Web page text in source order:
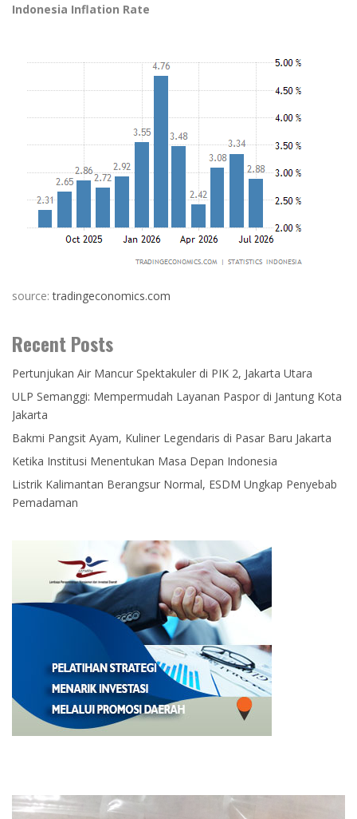
Indonesia Inflation Rate
source:tradingeconomics.com
Recent Posts
Pertunjukan Air Mancur Spektakuler di PIK 2, Jakarta Utara
ULP Semanggi: Mempermudah Layanan Paspor di Jantung Kota
Jakarta
Bakmi Pangsit Ayam, Kuliner Legendaris di Pasar Baru Jakarta
Ketika Institusi Menentukan Masa Depan Indonesia
Listrik Kalimantan Berangsur Normal, ESDM Ungkap Penyebab
Pemadaman